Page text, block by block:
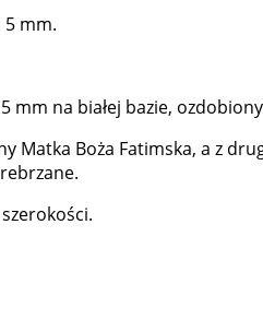
5 mm.
mm na białej bazie,
Matka Boża Fatimska, a z